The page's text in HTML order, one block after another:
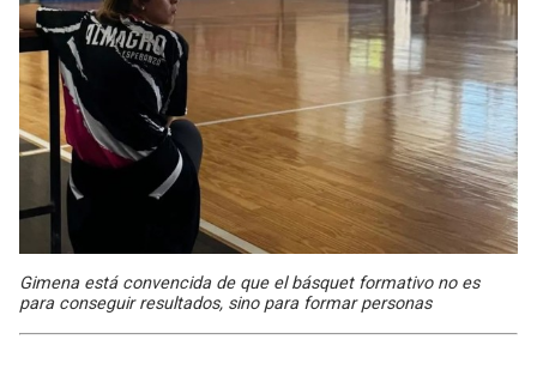
Gimena está convencida de que el básquet formativo no es
para conseguir resultados, sino para formar personas